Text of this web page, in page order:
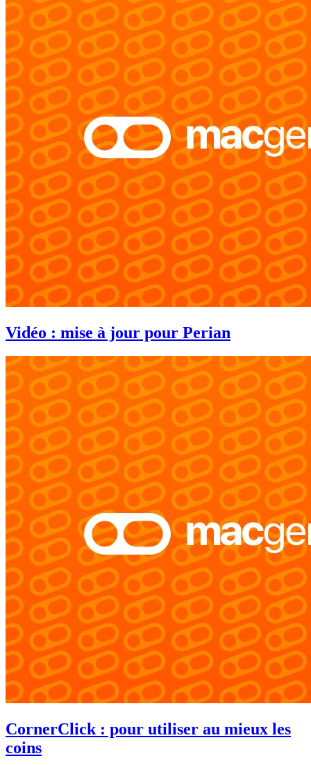
Vidéo : mise à jour pour Perian
CornerClick : pour utiliser au mieux les
coins